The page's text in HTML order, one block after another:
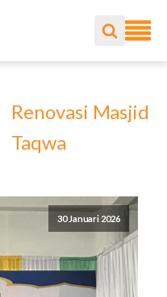
Renovasi Masjid
Taqwa
30 Januari 2026